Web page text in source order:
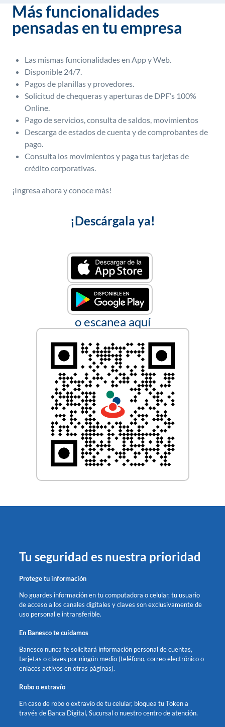
Más funcionalidades
pensadas en tu empresa
Las mismas funcionalidades en App y Web.
Disponible 24/7.
Pagos de planillas y provedores.
Solicitud de chequeras y aperturas de DPF’s 100%
Online.
Pago de servicios, consulta de saldos, movimientos
Descarga de estados de cuenta y de comprobantes de
pago.
Consulta los movimientos y paga tus tarjetas de
crédito corporativas.
¡Ingresa ahora y conoce más!
¡Descárgala ya!
o escanea aquí
Tu seguridad es nuestra prioridad
Protege tu información
No guardes información en tu computadora o celular, tu usuario
de acceso a los canales digitales y claves son exclusivamente de
uso personal e intransferible.
En Banesco te cuidamos
Banesco nunca te solicitará información personal de cuentas,
tarjetas o claves por ningún medio (teléfono, correo electrónico o
enlaces activos en otras páginas).
Robo o extravío
En caso de robo o extravío de tu celular, bloquea tu Token a
través de Banca Digital, Sucursal o nuestro centro de atención.